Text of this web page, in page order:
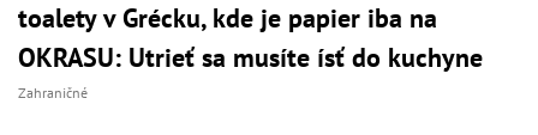
toalety v Grécku, kde je papier iba na
OKRASU: Utrieť sa musíte ísť do kuchyne
Zahraničné